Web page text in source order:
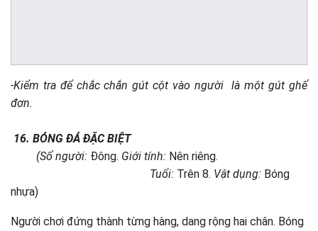
-Kiểm tra để chắc chắn gút cột vào người là một gút ghế
đơn.
16. BÓNG ĐÁ ĐẶC BIỆT
(Số người: Đông. Giới tính: Nên riêng.
Tuổi: Trên 8. Vật dụng: Bóng
nhựa)
Người chơi đứng thành từng hàng, dang rộng hai chân. Bóng